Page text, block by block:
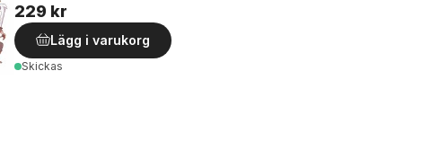
229 kr
Lägg i varukorg
Skickas